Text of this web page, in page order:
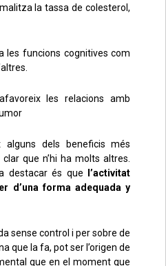
la tassa de colesterol,
les funcions cognitives com
les relacions amb
alguns dels beneficis més
que n’hi ha molts altres.
destacar és que
l’activitat
d’una forma adequada y
sense control i per sobre de
que la fa, pot ser l’origen de
que en el moment que